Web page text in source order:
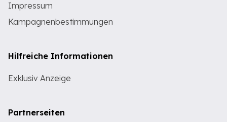
Impressum
Kampagnenbestimmungen
Hilfreiche Informationen
Exklusiv Anzeige
Partnerseiten